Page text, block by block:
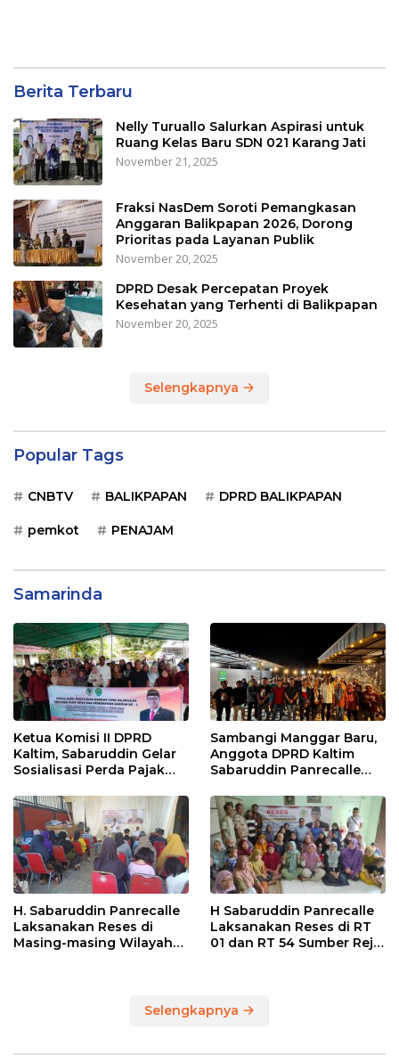
Berita Terbaru
Nelly Turuallo Salurkan Aspirasi untuk
Ruang Kelas Baru SDN 021 Karang Jati
November 21, 2025
Fraksi NasDem Soroti Pemangkasan
Anggaran Balikpapan 2026, Dorong
Prioritas pada Layanan Publik
November 20, 2025
DPRD Desak Percepatan Proyek
Kesehatan yang Terhenti di Balikpapan
November 20, 2025
Selengkapnya
Popular Tags
CNBTV BALIKPAPAN DPRD BALIKPAPAN
pemkot PENAJAM
Samarinda
Ketua Komisi II DPRD
Kaltim, Sabaruddin Gelar
Sosialisasi Perda Pajak
Sepinggan Raya
Balikpapan
Sambangi Manggar Baru,
Anggota DPRD Kaltim
Sabaruddin Panrecalle
Balikpapan
H. Sabaruddin Panrecalle
Laksanakan Reses di
Masing-masing Wilayah
H Sabaruddin Panrecalle
Laksanakan Reses di RT
01 dan RT 54 Sumber Rejo
Selengkapnya